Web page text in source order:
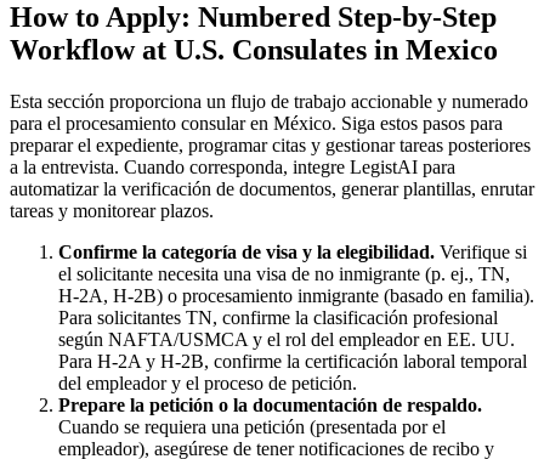
How to Apply: Numbered Step-by-Step
Workflow at U.S. Consulates in Mexico
Esta sección proporciona un flujo de trabajo accionable y numerado
para el procesamiento consular en México. Siga estos pasos para
preparar el expediente, programar citas y gestionar tareas posteriores
a la entrevista. Cuando corresponda, integre LegistAI para
automatizar la verificación de documentos, generar plantillas, enrutar
tareas y monitorear plazos.
Confirme la categoría de visa y la elegibilidad. Verifique si
el solicitante necesita una visa de no inmigrante (p. ej., TN,
H-2A, H-2B) o procesamiento inmigrante (basado en familia).
Para solicitantes TN, confirme la clasificación profesional
según NAFTA/USMCA y el rol del empleador en EE. UU.
Para H-2A y H-2B, confirme la certificación laboral temporal
del empleador y el proceso de petición.
Prepare la petición o la documentación de respaldo.
Cuando se requiera una petición (presentada por el
empleador), asegúrese de tener notificaciones de recibo y